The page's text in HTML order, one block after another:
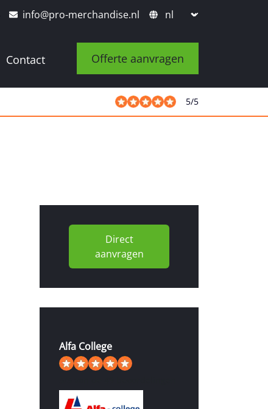
info@pro-merchandise.nl
Contact Offerte aanvragen
5/5
Direct
aanvragen
Alfa College